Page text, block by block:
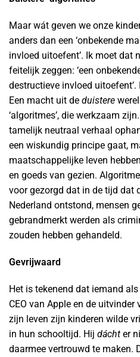
Maar wát geven we onze
anders dan een ‘onbekende
invloed uitoefent’. Ik moet dat
feitelijk zeggen: ‘een
destructieve invloed
Een macht uit de duistere
‘algoritmes’, die werkzaam
tamelijk neutraal verhaal
een wiskundig principe gaat,
maatschappelijke leven
en goeds van gezien.
voor gezorgd dat in de tijd dat
Nederland ontstond, mensen
gebrandmerkt werden als
zouden hebben gehandeld.
Gevrijwaard
Het is tekenend dat iemand
CEO van Apple en de
zijn leven zijn kinderen wilde
in hun schooltijd. Hij dácht er
daarmee vertrouwd te maken.